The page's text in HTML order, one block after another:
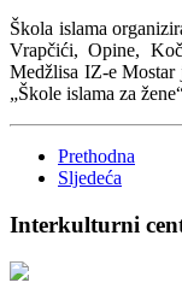
Škola islama
Vrapčići, Opine,
Medžlisa IZ-e
„Škole islama za
Prethodna
Sljedeća
Interkulturni